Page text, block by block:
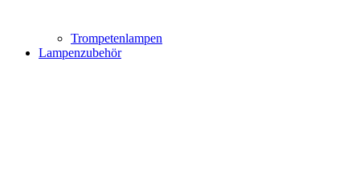
Trompetenlampen
Lampenzubehör